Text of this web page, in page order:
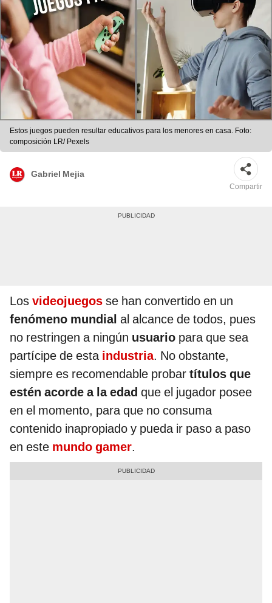
Estos juegos pueden resultar educativos para los menores en casa. Foto:
composición LR/ Pexels
Gabriel Mejia
Compartir
Los videojuegos se han convertido en un
fenómeno mundial al alcance de todos, pues
no restringen a ningún usuario para que sea
partícipe de esta industria. No obstante,
siempre es recomendable probar títulos que
estén acorde a la edad que el jugador posee
en el momento, para que no consuma
contenido inapropiado y pueda ir paso a paso
en este mundo gamer.